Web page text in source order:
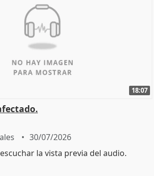
18:07
30/07/2026